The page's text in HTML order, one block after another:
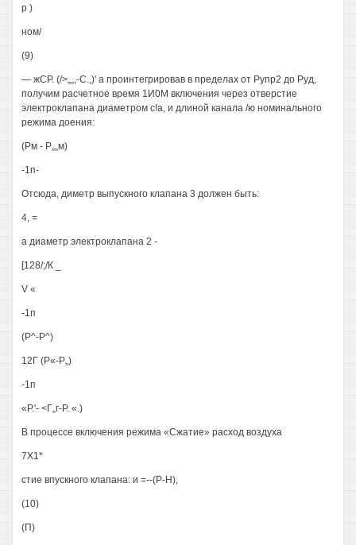
р )
ном/
(9)
— жСР. (/>„„,-С.,)' а проинтегрировав в пределах от Рупр2 до Руд,
получим расчетное время 1И0М включения через отверстие
электроклапана диаметром с!а, и длиной канала /ю номинального
режима доения:
(Рм - Р„„м)
-1п-
Отсюда, диметр выпускного клапана 3 должен быть:
4, =
а диаметр электроклапана 2 -
[128/;/К _
V «
-1п
(Р^-Р^)
12Г (Р«-Р„)
-1п
«Р.'- <Г„г-Р. «.)
В процессе включения режима «Сжатие» расход воздуха
7X1*
стие впускного клапана: и =--(Р-Н),
(10)
(П)